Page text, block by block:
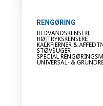
RENGØRING
HEDVANDSRENSERE
HØJTRYKSRENSERE
KALKFJERNER &
STØVSUGER
SPECIAL
UNIVERSAL- &